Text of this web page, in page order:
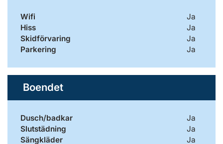
Wifi
Ja
Hiss
Ja
Skidförvaring
Ja
Parkering
Ja
Boendet
Dusch/badkar
Ja
Slutstädning
Ja
Sängkläder
Ja